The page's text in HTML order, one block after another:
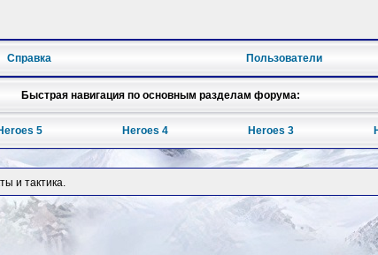
Справка Пользователи
Быстрая навигация по основным разделам форума:
5 Heroes 4 Heroes 3
и тактика.